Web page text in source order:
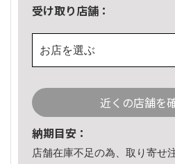
受け取り店舗：
お店を選ぶ
近くの店舗を
納期目安：
店舗在庫不足の為、取り寄せ